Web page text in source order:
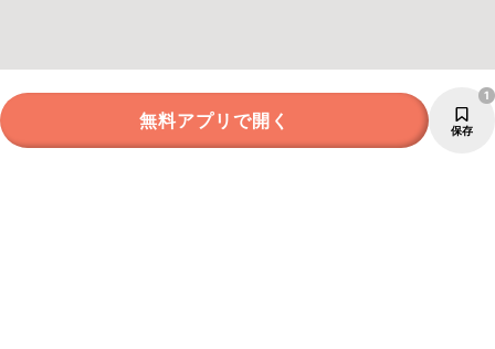
無料アプリで開く 保存
1